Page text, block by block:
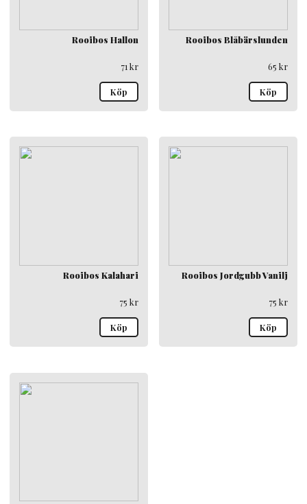
Rooibos Hallon
71 kr
Köp
Rooibos Blåbärslunden
65 kr
Köp
Rooibos Kalahari
75 kr
Köp
Rooibos Jordgubb Vanilj
75 kr
Köp